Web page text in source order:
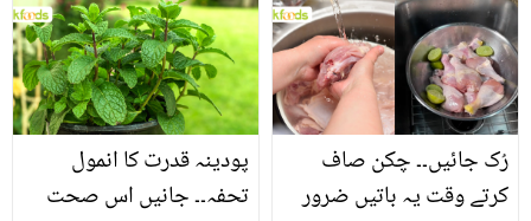
منرلز اور اینٹی آکسیڈنٹس
سے بھرپور اس سبزی کے
فائدے
بنانے کے چند قدرتی طریقے
پودینہ قدرت کا انمول
تحفہ۔۔ جانیں اس صحت
رُک جائیں۔۔ چکن صاف
کرتے وقت یہ باتیں ضرور